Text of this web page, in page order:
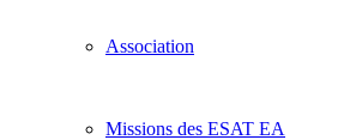
Association
Missions des ESAT EA